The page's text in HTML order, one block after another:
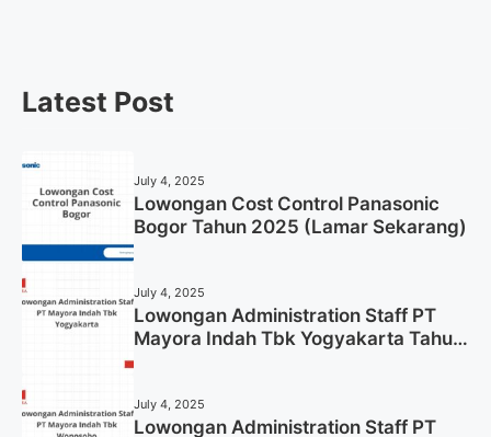
Latest Post
July 4, 2025
Lowongan Cost Control Panasonic
Bogor Tahun 2025 (Lamar Sekarang)
July 4, 2025
Lowongan Administration Staff PT
Mayora Indah Tbk Yogyakarta Tahun
July 4, 2025
Lowongan Administration Staff PT